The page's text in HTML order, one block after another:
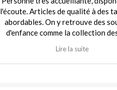
l'écoute. Articles de qualité à des
abordables. On y retrouve des
d'enfance comme la collection
expérience tant en achat qu'en
recommande fortement ce
Lire la suite